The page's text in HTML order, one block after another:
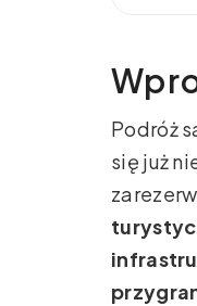
Podróż
się już